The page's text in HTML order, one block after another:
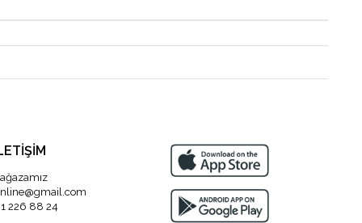
226 88 24